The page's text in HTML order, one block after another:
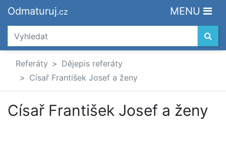
Odmaturuj.cz MENU
Referáty
Dějepis referáty
Císař František Josef a ženy
Císař František Josef a ženy